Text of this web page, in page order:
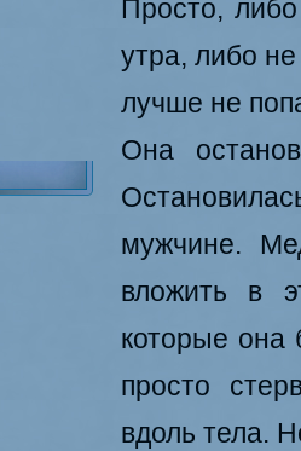
Просто,
утра, либо
лучше не
Она
мужчине.
вложить в
которые она
просто
вдоль тела.